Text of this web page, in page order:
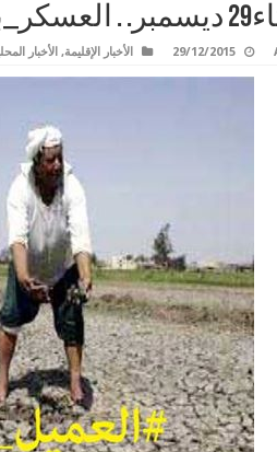
29/12/2015 الأخبار الإقليمة, الأخبار